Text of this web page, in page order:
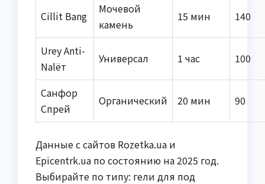
Cillit Bang
Мочевой
камень
15 мин 140
Urey Anti-
Nalёт
Универсал 1 час 100
Санфор
Спрей
Органический 20 мин 90
Данные с сайтов Rozetka.ua и
Epicentrk.ua по состоянию на 2025 год.
Выбирайте по типу: гели для под